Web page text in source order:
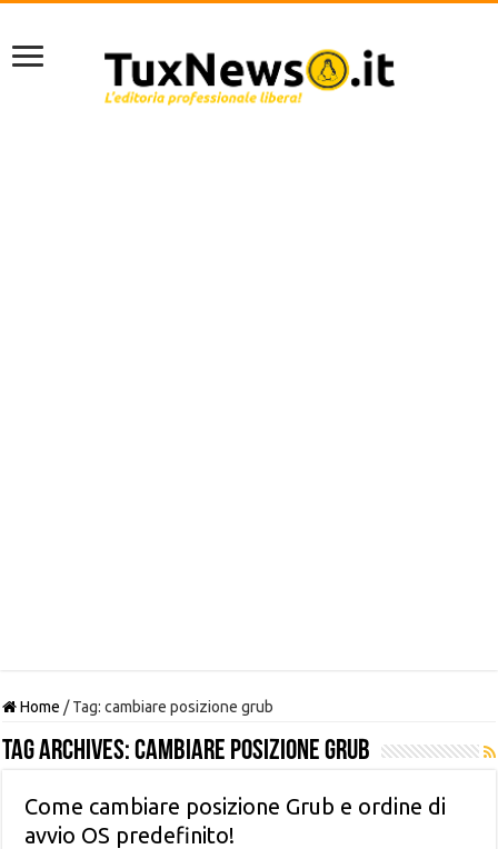
Home / Tag:cambiare posizione grub
Tag Archives:cambiare posizione grub
Come cambiare posizione Grub e ordine di
avvio OS predefinito!